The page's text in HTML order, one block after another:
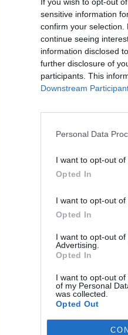
sensitive information
confirm your
continue seeing
information disclosed
further disclosure of
participants. This
Downstream
Personal Data
I want to opt-out of
Opted In
I want to opt-out of
Opted In
I want to opt-out
Advertising.
Opted In
I want to opt-out
of my Personal
was collected.
Opted Out